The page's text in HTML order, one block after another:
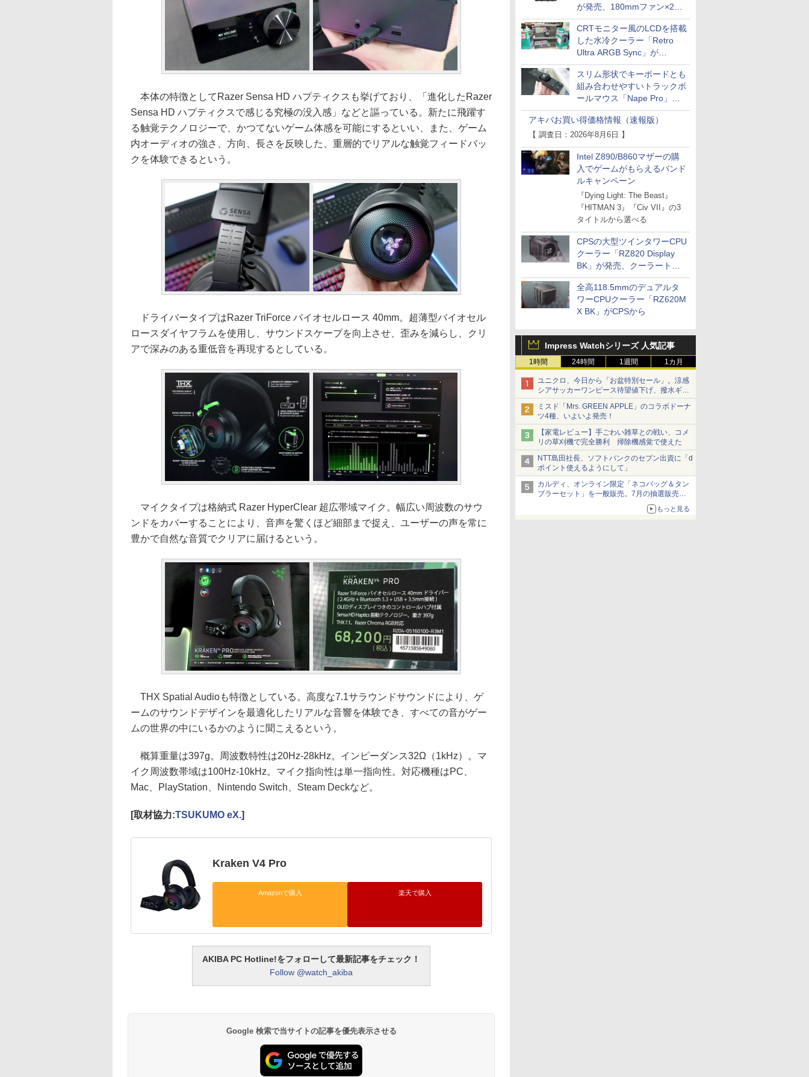
が発売、180mmファン×2搭
載
CRTモニター風のLCDを搭載
した水冷クーラー「Retro
Ultra ARGB Sync」が
Thermaltakeから
スリム形状でキーボードとも
組み合わせやすいトラックボ
ールマウス「Nape Pro」が
Keychronから
アキバお買い得価格情報（速報版）
【 調査日：2026年8月6日 】
Intel Z890/B860マザーの購
入でゲームがもらえるバンド
ルキャンペーン
『Dying Light: The Beast』
『HITMAN 3』『Civ VII』の3
タイトルから選べる
CPSの大型ツインタワーCPU
クーラー「RZ820 Display
BK」が発売、クーラートッ
プに5インチ液晶搭載
全高118.5mmのデュアルタ
ワーCPUクーラー「RZ620M
X BK」がCPSから
Impress Watchシリーズ 人気記事
1時間 24時間 1週間 1カ月
ユニクロ、今日から「お盆特別セール」。涼感
シアサッカーワンピース待望値下げ、撥水ギア
ショーツは1990円に
ミスド「Mrs. GREEN APPLE」のコラボドーナ
ツ4種、いよいよ発売！
【家電レビュー】手ごわい雑草との戦い、コメ
リの草刈機で完全勝利 掃除機感覚で使えた
NTT島田社長、ソフトバンクのセブン出資に「d
ポイント使えるようにして」
カルディ、オンライン限定「ネコバッグ＆タン
ブラーセット」を一般販売。7月の抽選販売の
もっと見る
本体の特徴としてRazer Sensa HD ハプティクスも挙げており、「進化したRazer
Sensa HD ハプティクスで感じる究極の没入感」などと謳っている。新たに飛躍す
る触覚テクノロジーで、かつてないゲーム体感を可能にするといい、また、ゲーム
内オーディオの強さ、方向、長さを反映した、重層的でリアルな触覚フィードバッ
クを体験できるという。
ドライバータイプはRazer TriForce バイオセルロース 40mm。超薄型バイオセル
ロースダイヤフラムを使用し、サウンドスケープを向上させ、歪みを減らし、クリ
アで深みのある重低音を再現するとしている。
マイクタイプは格納式 Razer HyperClear 超広帯域マイク。幅広い周波数のサウ
ンドをカバーすることにより、音声を驚くほど細部まで捉え、ユーザーの声を常に
豊かで自然な音質でクリアに届けるという。
THX Spatial Audioも特徴としている。高度な7.1サラウンドサウンドにより、ゲ
ームのサウンドデザインを最適化したリアルな音響を体験でき、すべての音がゲー
ムの世界の中にいるかのように聞こえるという。
概算重量は397g。周波数特性は20Hz-28kHz。インピーダンス32Ω（1kHz）。マ
イク周波数帯域は100Hz-10kHz。マイク指向性は単一指向性。対応機種はPC、
Mac、PlayStation、Nintendo Switch、Steam Deckなど。
[取材協力:TSUKUMO eX.]
Kraken V4 Pro
Amazonで購入 楽天で購入
AKIBA PC Hotline!をフォローして最新記事をチェック！
Follow @watch_akiba
Google 検索で当サイトの記事を優先表示させる